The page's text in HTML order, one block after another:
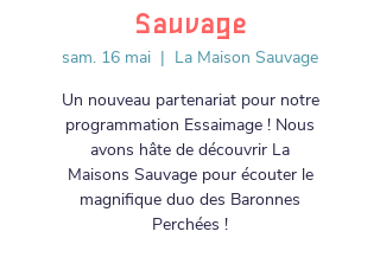
Sauvage
sam. 16 mai
  |
La Maison Sauvage
Un nouveau partenariat pour notre
programmation Essaimage ! Nous
avons hâte de découvrir La
Maisons Sauvage pour écouter le
magnifique duo des Baronnes
Perchées !